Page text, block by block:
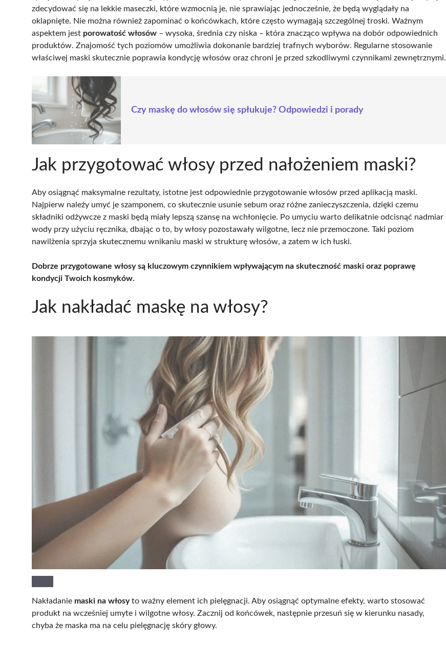
zdecydować się na lekkie maseczki, które wzmocnią je, nie sprawiając jednocześnie, że będą wyglądały na
oklapnięte. Nie można również zapominać o końcówkach, które często wymagają szczególnej troski. Ważnym
aspektem jest porowatość włosów – wysoka, średnia czy niska – która znacząco wpływa na dobór odpowiednich
produktów. Znajomość tych poziomów umożliwia dokonanie bardziej trafnych wyborów. Regularne stosowanie
właściwej maski skutecznie poprawia kondycję włosów oraz chroni je przed szkodliwymi czynnikami zewnętrznymi.
Czy maskę do włosów się spłukuje? Odpowiedzi i porady
Jak przygotować włosy przed nałożeniem maski?
Aby osiągnąć maksymalne rezultaty, istotne jest odpowiednie przygotowanie włosów przed aplikacją maski.
Najpierw należy umyć je szamponem, co skutecznie usunie sebum oraz różne zanieczyszczenia, dzięki czemu
składniki odżywcze z maski będą miały lepszą szansę na wchłonięcie. Po umyciu warto delikatnie odcisnąć nadmiar
wody przy użyciu ręcznika, dbając o to, by włosy pozostawały wilgotne, lecz nie przemoczone. Taki poziom
nawilżenia sprzyja skutecznemu wnikaniu maski w strukturę włosów, a zatem w ich łuski.
Dobrze przygotowane włosy są kluczowym czynnikiem wpływającym na skuteczność maski oraz poprawę
kondycji Twoich kosmyków.
Jak nakładać maskę na włosy?
Nakładanie maski na włosyto ważny element ich pielęgnacji. Aby osiągnąć optymalne efekty, warto stosować
produkt na wcześniej umyte i wilgotne włosy. Zacznij od końcówek, następnie przesuń się w kierunku nasady,
chyba że maska ma na celu pielęgnację skóry głowy.